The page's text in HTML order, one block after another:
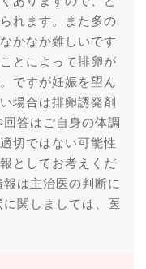
れます。また多の
かなか難しいです
とによって排卵が
ですが妊娠を望ん
場合は排卵誘発剤
答はご自身の体調
切ではない可能性
としてお考えくだ
は主治医の判断に
関しましては、医